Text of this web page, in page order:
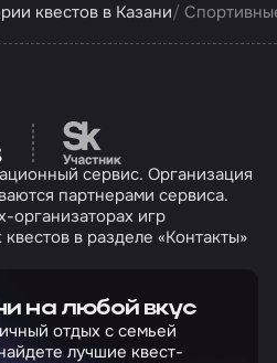
квестов в Казани
Перейти на сайт
сервис. Организация
партнерами сервиса.
организаторах игр
в разделе «Контакты»
на любой вкус
отдых с семьей
лучшие квест-